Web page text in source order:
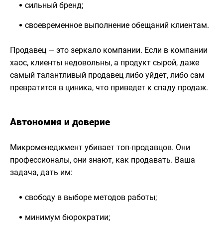
сильный бренд;
своевременное выполнение обещаний клиентам.
Продавец — это зеркало компании. Если в компании
хаос, клиенты недовольны, а продукт сырой, даже
самый талантливый продавец либо уйдет, либо сам
превратится в циника, что приведет к спаду продаж.
Автономия и доверие
Микроменеджмент убивает топ-продавцов. Они
профессионалы, они знают, как продавать. Ваша
задача, дать им:
свободу в выборе методов работы;
минимум бюрократии;